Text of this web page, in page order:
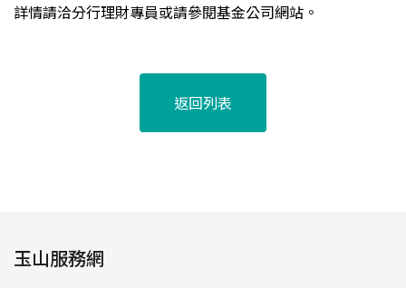
詳情請洽分行理財專員或請參閱基金公司網站。
返回列表
玉山服務網